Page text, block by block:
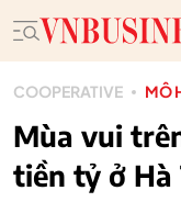
COOPERATIVE MÔ
Mùa vui
tiền tỷ ở Hà